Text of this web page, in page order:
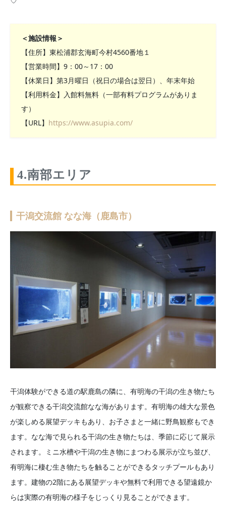
＜施設情報＞
【住所】東松浦郡玄海町今村4560番地１
【営業時間】9：00～17：00
【休業日】第3月曜日（祝日の場合は翌日）、年末年始
【利用料金】入館料無料（一部有料プログラムがありま
す）
【URL】 https://www.asupia.com/
4.南部エリア
干潟交流館 なな海（鹿島市）
干潟体験ができる道の駅鹿島の隣に、有明海の干潟の生き物たち
が観察できる干潟交流館なな海があります。有明海の雄大な景色
が楽しめる展望デッキもあり、お子さまと一緒に野鳥観察もでき
ます。なな海で見られる干潟の生き物たちは、季節に応じて展示
されます。ミニ水槽や干潟の生き物にまつわる展示が立ち並び、
有明海に棲む生き物たちを触ることができるタッチプールもあり
ます。建物の2階にある展望デッキや無料で利用できる望遠鏡か
らは実際の有明海の様子をじっくり見ることができます。